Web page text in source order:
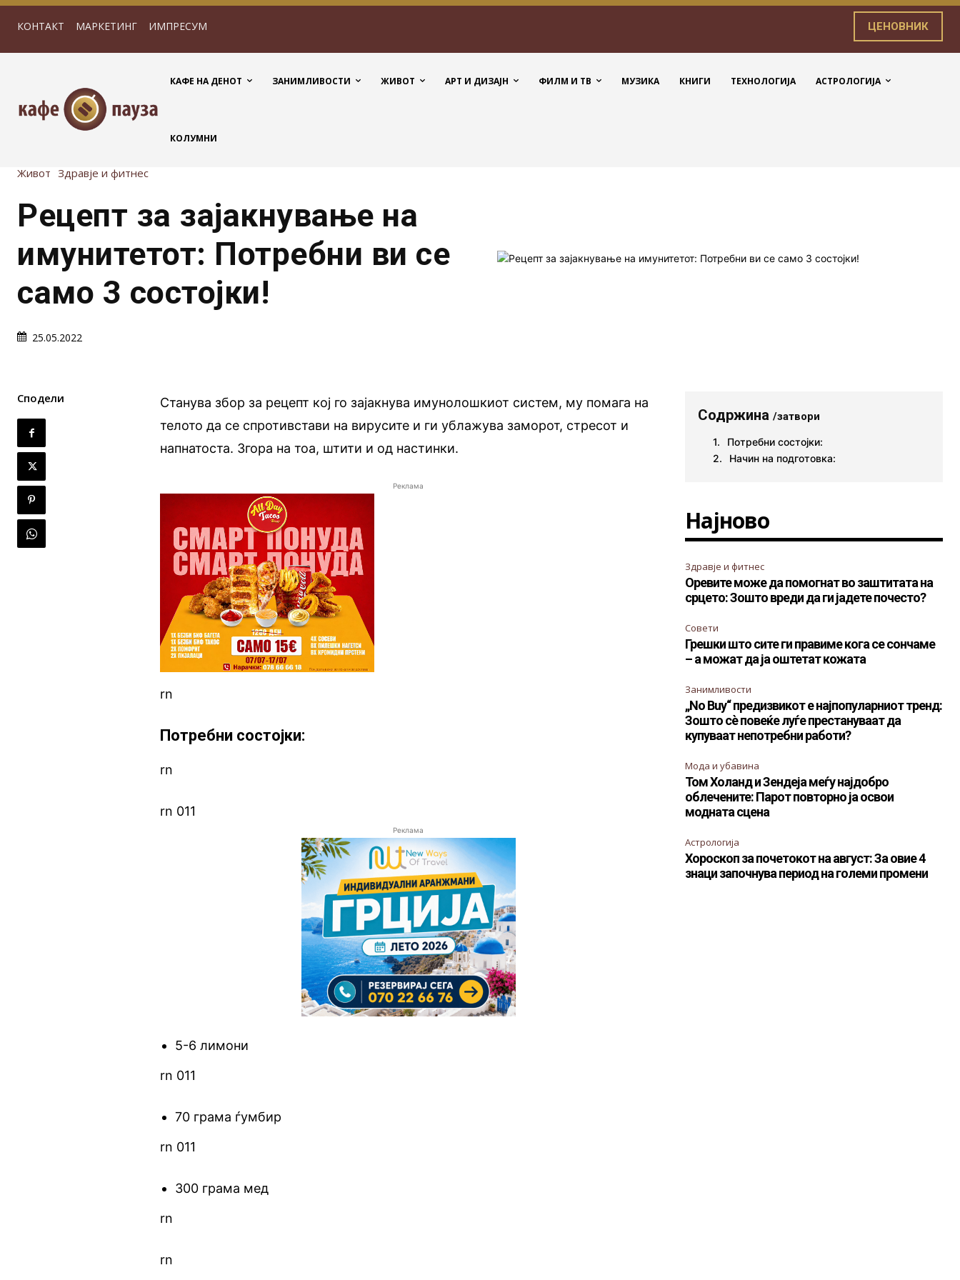
КОНТАКТ МАРКЕТИНГ ИМПРЕСУМ ЦЕНОВНИК
КАФЕ НА ДЕНОТ ЗАНИМЛИВОСТИ ЖИВОТ АРТ И ДИЗАЈН ФИЛМ И ТВ МУЗИКА КНИГИ ТЕХНОЛОГИЈА АСТРОЛОГИЈА
КОЛУМНИ
Живот Здравје и фитнес
Рецепт за зајакнување на
имунитетот: Потребни ви се
само 3 состојки!
25.05.2022
Сподели
Станува збор за рецепт кој го зајакнува имунолошкиот систем, му помага на
телото да се спротивстави на вирусите и ги ублажува заморот, стресот и
напнатоста. Згора на тоа, штити и од настинки.
Реклама
rn
Потребни состојки:
rn
rn 011
Реклама
5-6 лимони
rn 011
70 грама ѓумбир
rn 011
300 грама мед
rn
rn
Содржина/затвори
Потребни состојки:
Начин на подготовка:
Најново
Здравје и фитнес
Оревите може да помогнат во заштитата на
срцето: Зошто вреди да ги јадете почесто?
Совети
Грешки што сите ги правиме кога се сончаме
– а можат да ја оштетат кожата
Занимливости
„No Buy“ предизвикот е најпопуларниот тренд:
Зошто сè повеќе луѓе престануваат да
купуваат непотребни работи?
Мода и убавина
Том Холанд и Зендеја меѓу најдобро
облечените: Парот повторно ја освои
модната сцена
Астрологија
Хороскоп за почетокот на август: За овие 4
знаци започнува период на големи промени